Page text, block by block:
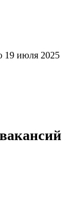
19 июля 2025